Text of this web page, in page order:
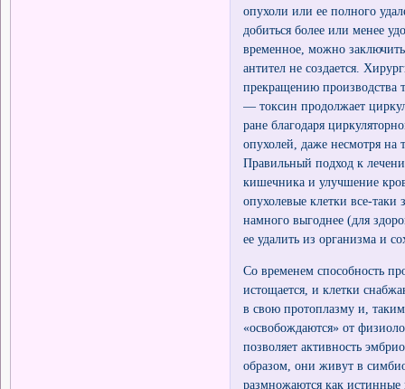
опухоли или ее полного
добиться более или менее
временное, можно
антител не создается.
прекращению производства
— токсин продолжает
ране благодаря
опухолей, даже несмотря на
Правильный подход к
кишечника и улучшение
опухолевые клетки все-
намного выгоднее (для
ее удалить из организма и
Со временем способность
истощается, и клетки
в свою протоплазму и,
«освобождаются» от
позволяет активность
образом, они живут в
размножаются как истинные